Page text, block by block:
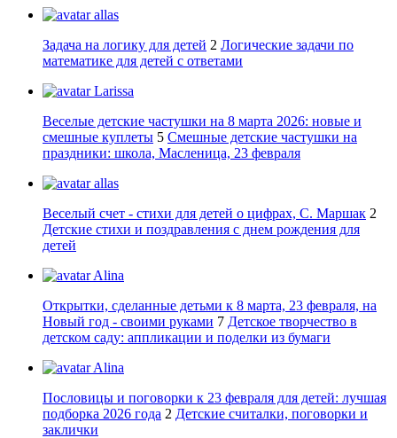
allas
Задача на логику для детей 2 Логические задачи по
математике для детей с ответами
Larissa
Веселые детские частушки на 8 марта 2026: новые и
смешные куплеты 5 Смешные детские частушки на
праздники: школа, Масленица, 23 февраля
allas
Веселый счет - стихи для детей о цифрах, С. Маршак 2
Детские стихи и поздравления с днем рождения для
детей
Alina
Открытки, сделанные детьми к 8 марта, 23 февраля, на
Новый год - своими руками 7 Детское творчество в
детском саду: аппликации и поделки из бумаги
Alina
Пословицы и поговорки к 23 февраля для детей: лучшая
подборка 2026 года 2 Детские считалки, поговорки и
заклички